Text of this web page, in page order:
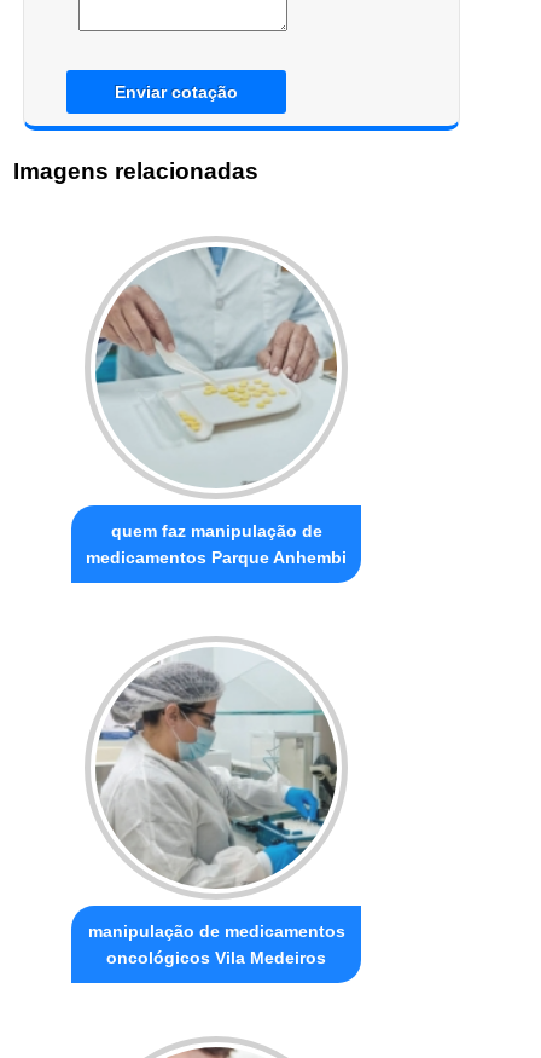
Enviar cotação
Imagens relacionadas
quem faz manipulação de
medicamentos Parque Anhembi
manipulação de medicamentos
oncológicos Vila Medeiros